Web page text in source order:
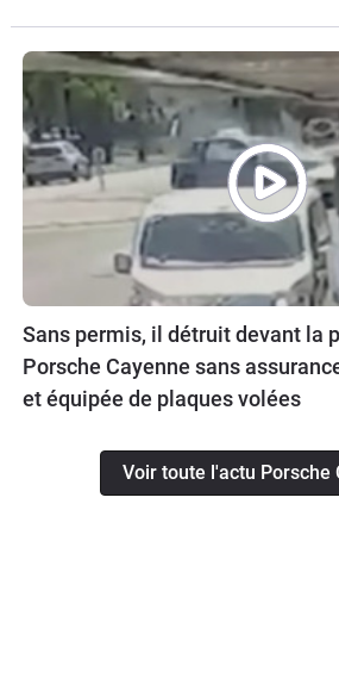
Sans permis, il détruit devant la
Porsche Cayenne sans
et équipée de plaques volées
Voir toute l'actu Porsche